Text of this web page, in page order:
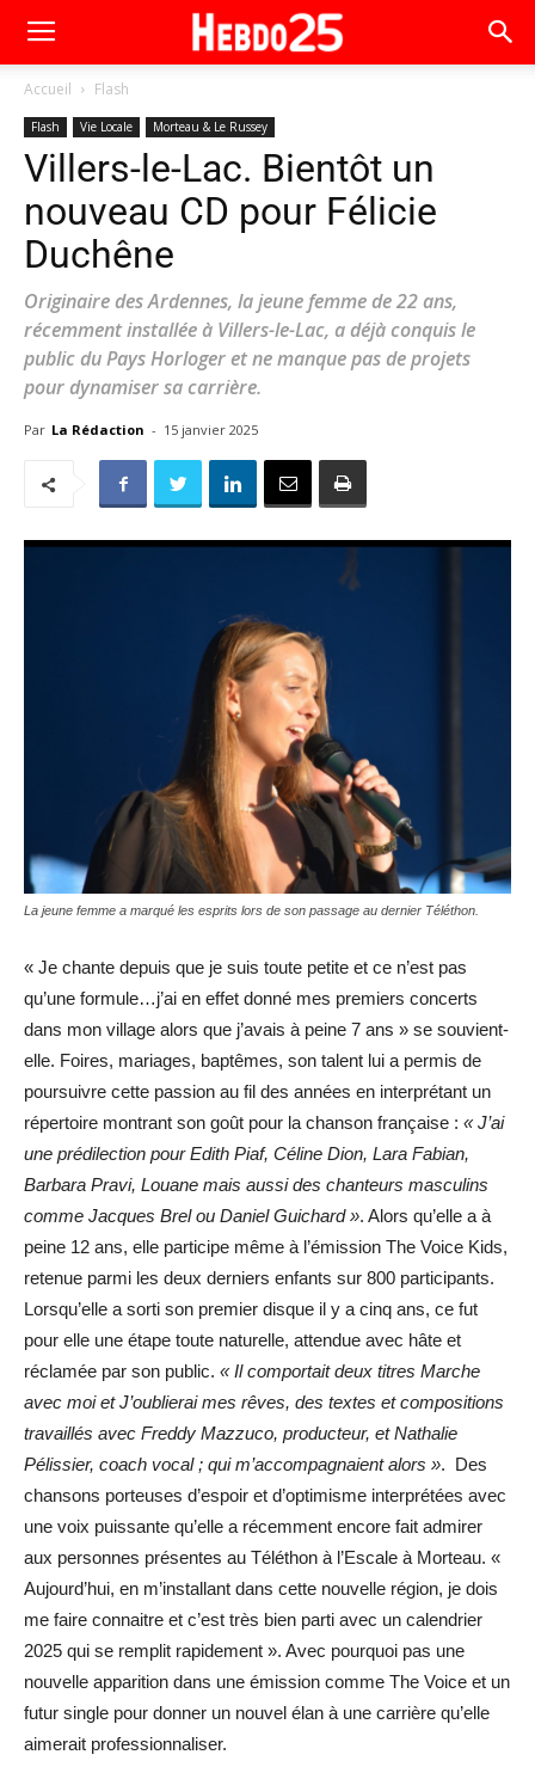
Accueil Flash
Flash Vie Locale Morteau & Le Russey
Villers-le-Lac. Bientôt un
nouveau CD pour Félicie
Duchêne
Originaire des Ardennes, la jeune femme de 22 ans,
récemment installée à Villers-le-Lac, a déjà conquis le
public du Pays Horloger et ne manque pas de projets
pour dynamiser sa carrière.
Par La Rédaction - 15 janvier 2025
La jeune femme a marqué les esprits lors de son passage au dernier Téléthon.
« Je chante depuis que je suis toute petite et ce n’est pas
qu’une formule…j’ai en effet donné mes premiers concerts
dans mon village alors que j’avais à peine 7 ans » se souvient-
elle. Foires, mariages, baptêmes, son talent lui a permis de
poursuivre cette passion au fil des années en interprétant un
répertoire montrant son goût pour la chanson française : « J’ai
une prédilection pour Edith Piaf, Céline Dion, Lara Fabian,
Barbara Pravi, Louane mais aussi des chanteurs masculins
comme Jacques Brel ou Daniel Guichard ». Alors qu’elle a à
peine 12 ans, elle participe même à l’émission The Voice Kids,
retenue parmi les deux derniers enfants sur 800 participants.
Lorsqu’elle a sorti son premier disque il y a cinq ans, ce fut
pour elle une étape toute naturelle, attendue avec hâte et
réclamée par son public. « Il comportait deux titres Marche
avec moi et J’oublierai mes rêves, des textes et compositions
travaillés avec Freddy Mazzuco, producteur, et Nathalie
Pélissier, coach vocal ; qui m’accompagnaient alors ». Des
chansons porteuses d’espoir et d’optimisme interprétées avec
une voix puissante qu’elle a récemment encore fait admirer
aux personnes présentes au Téléthon à l’Escale à Morteau. «
Aujourd’hui, en m’installant dans cette nouvelle région, je dois
me faire connaitre et c’est très bien parti avec un calendrier
2025 qui se remplit rapidement ». Avec pourquoi pas une
nouvelle apparition dans une émission comme The Voice et un
futur single pour donner un nouvel élan à une carrière qu’elle
aimerait professionnaliser.